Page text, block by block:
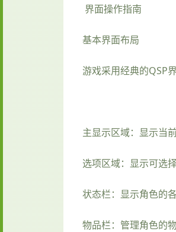
界面操作指南
基本界面布局
游戏采用经典的QSP
主显示区域：显示当
选项区域：显示可选
状态栏：显示角色的
物品栏：管理角色的